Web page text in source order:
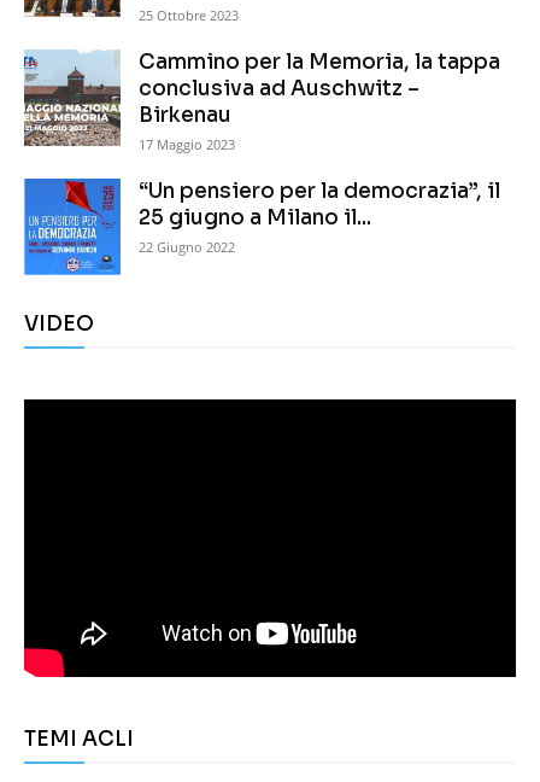
25 Ottobre 2023
Cammino per la Memoria, la tappa
conclusiva ad Auschwitz –
Birkenau
17 Maggio 2023
“Un pensiero per la democrazia”, il
25 giugno a Milano il...
22 Giugno 2022
VIDEO
TEMI ACLI